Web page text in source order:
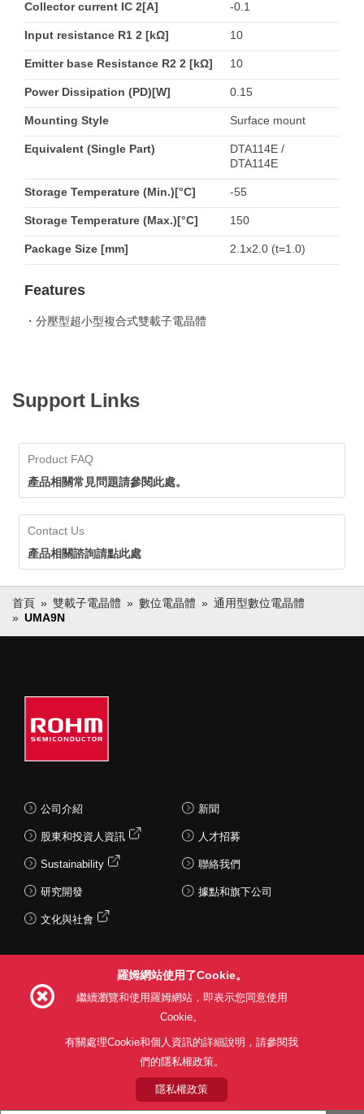
Collector current IC 2[A] -0.1
Input resistance R1 2 [kΩ] 10
Emitter base Resistance R2 2 [kΩ] 10
Power Dissipation (PD)[W] 0.15
Mounting Style Surface mount
Equivalent (Single Part)
DTA114E /
DTA114E
Storage Temperature (Min.)[°C] -55
Storage Temperature (Max.)[°C] 150
Package Size [mm] 2.1x2.0 (t=1.0)
Features
・分壓型超小型複合式雙載子電晶體
Support Links
Product FAQ
產品相關常見問題請參閱此處。
Contact Us
產品相關諮詢請點此處
首頁 雙載子電晶體 數位電晶體
通用型數位電晶體
UMA9N
公司介紹
股東和投資人資訊
Sustainability
研究開發
文化與社會
新聞
人才招募
聯絡我們
據點和旗下公司
利用目的 隱私權政策
關於本公司產品銷售之標準條款(PDF)
羅姆網站使用了Cookie。
繼續瀏覽和使用羅姆網站，即表示您同意使用
Cookie。
有關處理Cookie和個人資訊的詳細說明，請參閱我
們的隱私權政策。
隱私權政策